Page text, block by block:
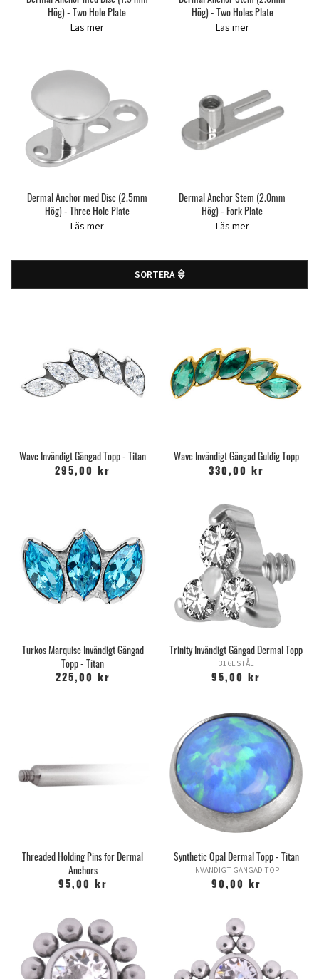
Hög) - Two Hole Plate
Läs mer
Hög) - Two Holes Plate
Läs mer
Dermal Anchor med Disc (2.5mm
Hög) - Three Hole Plate
Läs mer
Dermal Anchor Stem (2.0mm
Hög) - Fork Plate
Läs mer
SORTERA
Wave Invändigt Gängad Topp - Titan
295,00 kr
Wave Invändigt Gängad Guldig Topp
330,00 kr
Turkos Marquise Invändigt Gängad
Topp - Titan
225,00 kr
Trinity Invändigt Gängad Dermal Topp
316L STÅL
95,00 kr
Threaded Holding Pins for Dermal
Anchors
95,00 kr
Synthetic Opal Dermal Topp - Titan
INVÄNDIGT GÄNGAD TOP
90,00 kr